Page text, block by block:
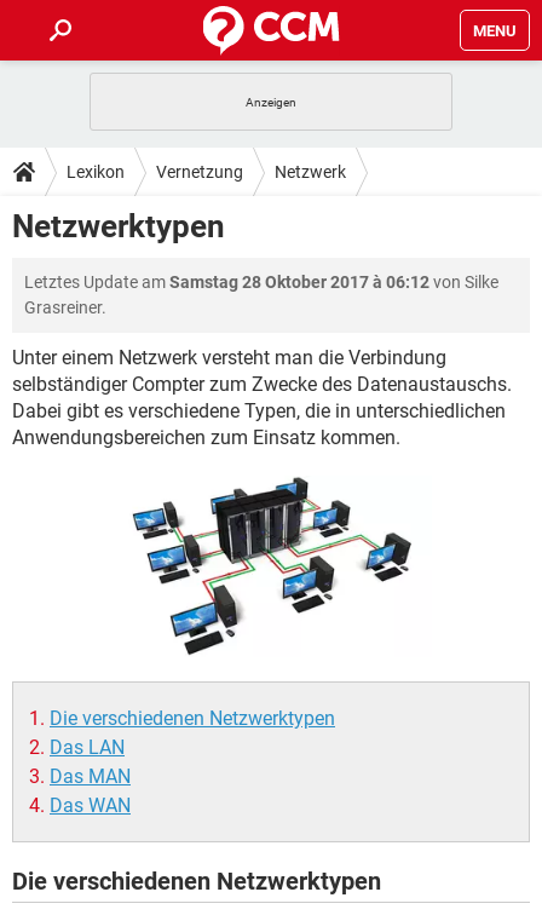
MENU
ANDROID IOS
WINDOWS 10
FACEBOOK
TIPPS & TRICKS
SPIELE STREAMING
ANDROID
WINDOWS 10 INSTAGRAM
FACEBOOK HARDWARE
DOWNLOADS
ANDROID
WHATSAPP TIKTOK
FACEBOOK HARDWARE
FORUM
ANDROID IOS
WINDOWS 10 INSTAGRAM
WHATSAPP TIKTOK
HARDWARE
SPIELE STREAMING
ANDROID
TIKTOK
HARDWARE
Lexikon Vernetzung Netzwerk
Netzwerktypen
Letztes Update amSamstag 28 Oktober 2017 à 06:12von Silke
Grasreiner.
Unter einem Netzwerk versteht man die Verbindung
selbständiger Compter zum Zwecke des Datenaustauschs.
Dabei gibt es verschiedene Typen, die in unterschiedlichen
Anwendungsbereichen zum Einsatz kommen.
Die verschiedenen Netzwerktypen
Das LAN
Das MAN
Das WAN
Die verschiedenen Netzwerktypen